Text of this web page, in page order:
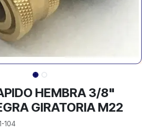
HEMBRA 3/8"
GIRATORIA M22
104